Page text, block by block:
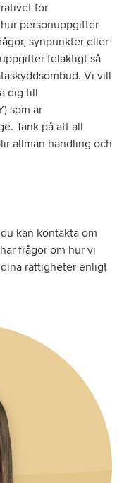
för
personuppgifter
synpunkter eller
felaktigt så
Vi vill
dig till
som är
Tänk på att all
allmän handling och
kan kontakta om
frågor om hur vi
rättigheter enligt